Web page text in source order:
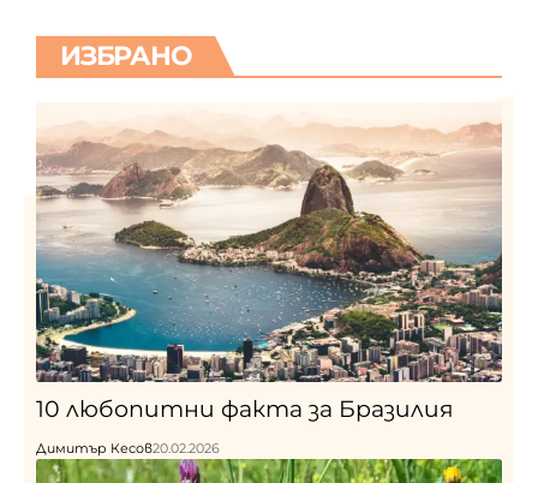
ИЗБРАНО
10 любопитни факта за Бразилия
Димитър Кесов20.02.2026